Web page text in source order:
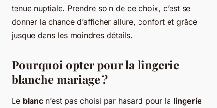
tenue nuptiale. Prendre soin de ce choix, c’est se
donner la chance d’afficher allure, confort et grâce
jusque dans les moindres détails.
Pourquoi opter pour la lingerie
blanche mariage ?
Le blanc n’est pas choisi par hasard pour la lingerie